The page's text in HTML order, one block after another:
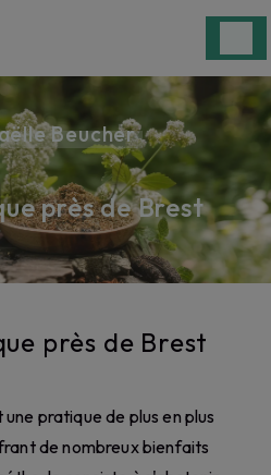
Beucher
près de Brest
près de Brest
pratique de plus en plus
de nombreux bienfaits